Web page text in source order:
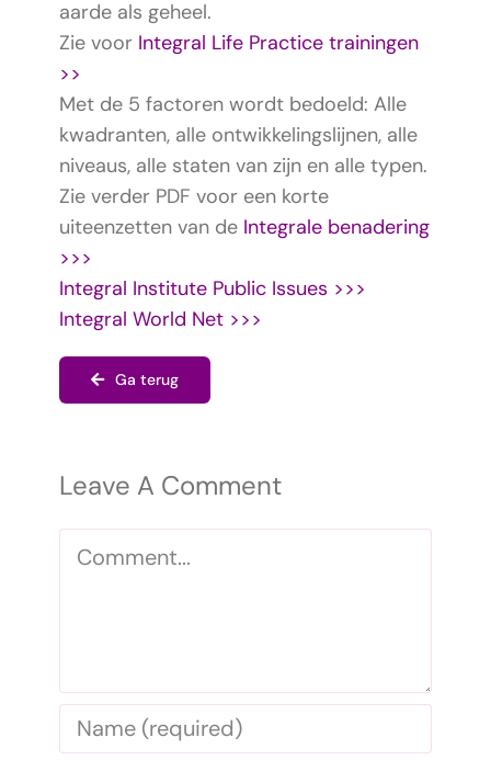
aarde als geheel.
Zie voor Integral Life Practice trainingen
>>
Met de 5 factoren wordt bedoeld: Alle
kwadranten, alle ontwikkelingslijnen, alle
niveaus, alle staten van zijn en alle typen.
Zie verder PDF voor een korte
uiteenzetten van de Integrale benadering
>>>
Integral Institute Public Issues >>>
Integral World Net >>>
Ga terug
Leave A Comment
Comment